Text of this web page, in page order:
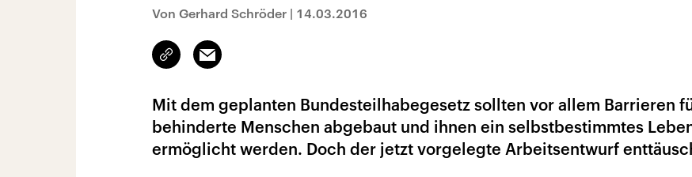
Von Gerhard Schröder | 14.03.2016
Link
kopieren/teilen
Email
Mit dem geplanten Bundesteilhabegesetz sollten vor allem Barrieren
behinderte Menschen abgebaut und ihnen ein selbstbestimmtes
ermöglicht werden. Doch der jetzt vorgelegte Arbeitsentwurf